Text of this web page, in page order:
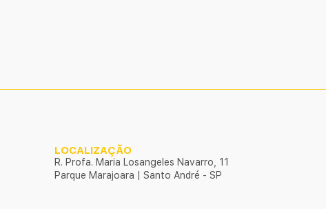
LOCALIZAÇÃO
R. Profa. Maria Losangeles Navarro, 11
Parque Marajoara | Santo André - SP